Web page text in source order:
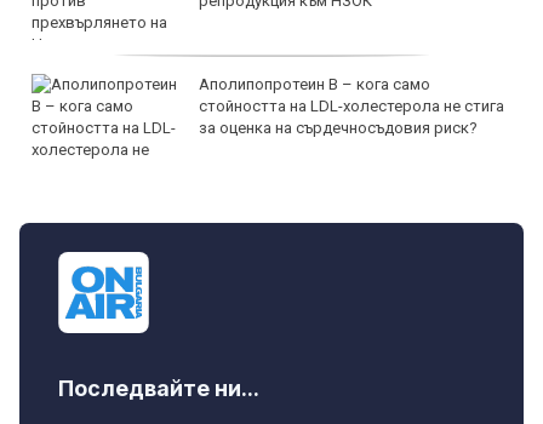
Аполипопротеин B – кога само
стойността на LDL-холестерола не стига
за оценка на сърдечносъдовия риск?
Последвайте ни...